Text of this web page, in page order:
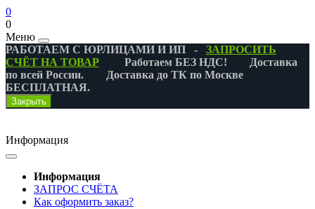
0
0
Меню
РАБОТАЕМ С ЮРЛИЦАМИ И ИП - ЗАПРОСИТЬ
СЧЁТ НА ТОВАР Работаем БЕЗ НДС! Доставка
по всей России. Доставка до ТК по Москве
БЕСПЛАТНАЯ.
Закрыть
Информация
Информация
ЗАПРОС СЧЁТА
Как оформить заказ?